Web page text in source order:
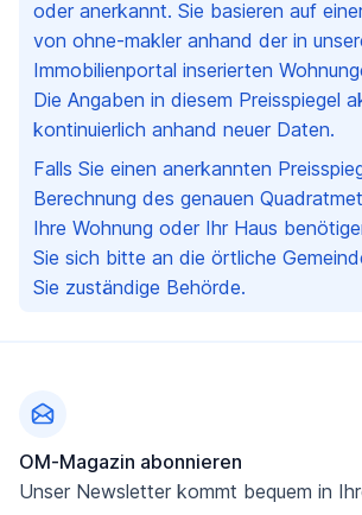
oder anerkannt. Sie basieren auf
von ohne-makler anhand der in
Immobilienportal inserierten
Die Angaben in diesem Preisspiegel
kontinuierlich anhand neuer Daten.
Falls Sie einen anerkannten
Berechnung des genauen
Ihre Wohnung oder Ihr Haus
Sie sich bitte an die örtliche
Sie zuständige Behörde.
OM-Magazin abonnieren
Unser Newsletter kommt bequem in